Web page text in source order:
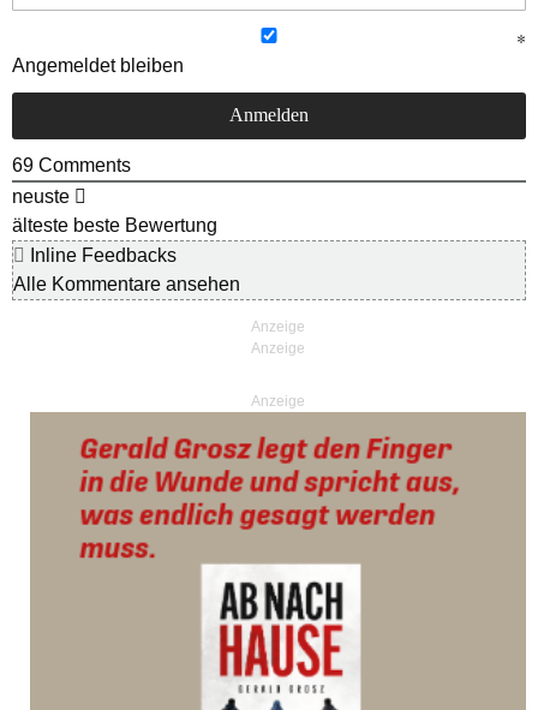
Angemeldet bleiben
69 Comments
neuste
älteste beste Bewertung
Inline Feedbacks
Alle Kommentare ansehen
Anzeige